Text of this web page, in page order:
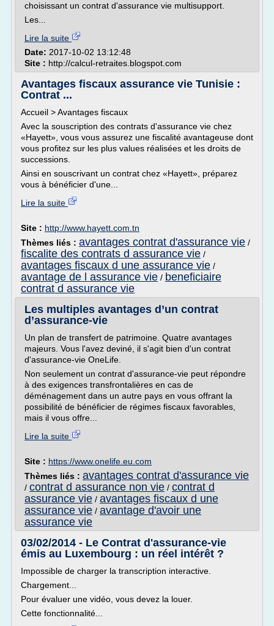
choisissant un contrat d'assurance vie multisupport.
Les...
Lire la suite
Date: 2017-10-02 13:12:48
Site : http://calcul-retraites.blogspot.com
Avantages fiscaux assurance vie Tunisie :
Contrat ...
Accueil > Avantages fiscaux
Avec la souscription des contrats d'assurance vie chez
«Hayett», vous vous assurez une fiscalité avantageuse dont
vous profitez sur les plus values réalisées et les droits de
successions.
Ainsi en souscrivant un contrat chez «Hayett», préparez
vous à bénéficier d'une...
Lire la suite
Site : http://www.hayett.com.tn
Thèmes liés : avantages contrat d'assurance vie /
fiscalite des contrats d assurance vie /
avantages fiscaux d une assurance vie /
avantage de l assurance vie / beneficiaire
contrat d assurance vie
Les multiples avantages d’un contrat
d’assurance-vie
Un plan de transfert de patrimoine. Quatre avantages
majeurs. Vous l'avez deviné, il s'agit bien d'un contrat
d'assurance-vie OneLife.
Non seulement un contrat d'assurance-vie peut répondre
à des exigences transfrontalières en cas de
déménagement dans un autre pays en vous offrant la
possibilité de bénéficier de régimes fiscaux favorables,
mais il vous offre...
Lire la suite
Site : https://www.onelife.eu.com
Thèmes liés : avantages contrat d'assurance vie
/ contrat d assurance non vie / contrat d
assurance vie / avantages fiscaux d une
assurance vie / avantage d'avoir une
assurance vie
03/02/2014 - Le Contrat d'assurance-vie
émis au Luxembourg : un réel intérêt ?
Impossible de charger la transcription interactive.
Chargement...
Pour évaluer une vidéo, vous devez la louer.
Cette fonctionnalité...